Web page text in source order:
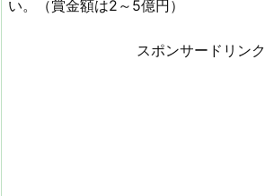
い。（賞金額は2～5億円）
スポンサードリンク